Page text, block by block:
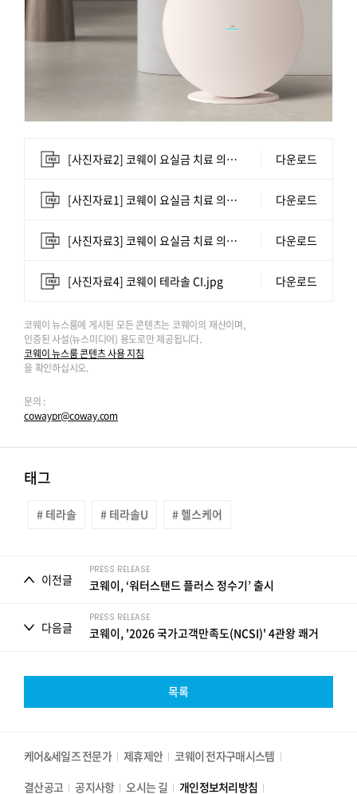
[사진자료2] 코웨이 요실금 치료 의료기기 '테라솔 U'.jpg 다운로드
[사진자료1] 코웨이 요실금 치료 의료기기 '테라솔 U'.jpg 다운로드
[사진자료3] 코웨이 요실금 치료 의료기기 '테라솔 U'.jpg 다운로드
[사진자료4] 코웨이 테라솔 CI.jpg 다운로드
코웨이 뉴스룸에 게시된 모든 콘텐츠는 코웨이의 재산이며,
인증된 사설(뉴스미디어) 용도로만 제공됩니다.
코웨이 뉴스룸 콘텐츠 사용 지침
을 확인하십시오.
문의 :
cowaypr@coway.com
태그
# 테라솔 # 테라솔U # 헬스케어
이전글
PRESS RELEASE
코웨이, ‘워터스탠드 플러스 정수기’ 출시
다음글
PRESS RELEASE
코웨이, '2026 국가고객만족도(NCSI)' 4관왕 쾌거
목록
케어&세일즈 전문가 제휴제안
코웨이 전자구매시스템
결산공고
공지사항 오시는 길 개인정보처리방침